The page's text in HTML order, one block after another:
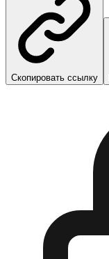
Скопировать ссылку